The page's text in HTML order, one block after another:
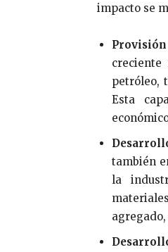
impacto se
petróleo,
Esta
también
la